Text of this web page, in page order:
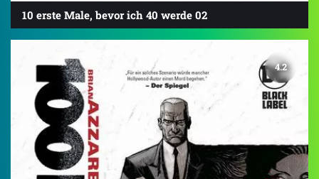
10 erste Male, bevor ich 40 werde 02
4.2